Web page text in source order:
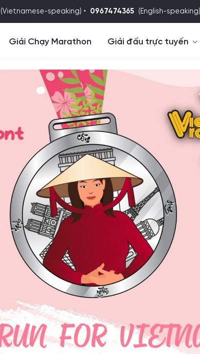
(Vietnamese-speaking) • 0967474365 (English-speaking)
Giải Chạy Marathon Giải đấu trực tuyến